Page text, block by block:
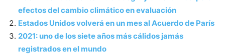
efectos del cambio climático en evaluación
Estados Unidos volverá en un mes al Acuerdo de París
2021: uno de los siete años más cálidos jamás
registrados en el mundo